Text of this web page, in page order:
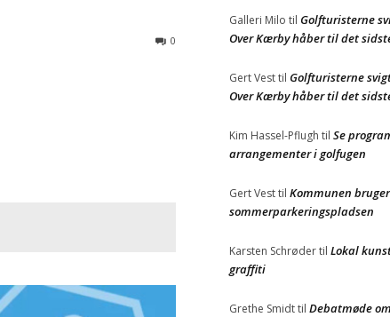
0
Galleri Milo til Golfturisterne
Over Kærby håber til det
Gert Vesttil Golfturisterne
Over Kærby håber til det
Kim Hassel-Pflugh til Se
arrangementer i golfugen
Gert Vesttil Kommunen
sommerparkeringspladsen
Karsten Schrødertil Lokal
graffiti
Grethe Smidttil Debatmøde